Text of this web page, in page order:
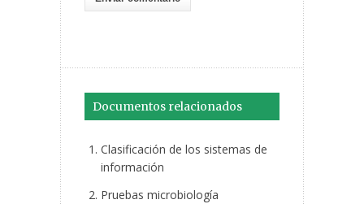
Documentos relacionados
Clasificación de los sistemas de
información
Pruebas microbiología